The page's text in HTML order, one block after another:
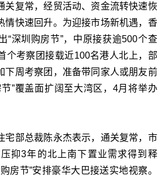
关复常，经贸活动、资金流转快速恢
情快速回升。为迎接市场新机遇，香
“深圳购房节”，中原接获逾500个查
个考察团接载近100名港人北上，部
下周考察团，准备带同家人或朋友前
”覆盖面扩阔至大湾区，4月将举办
宅部总裁陈永杰表示，通关复常，市
抑3年的北上南下置业需求得到释
房节”安排豪华大巴接送实地视察。